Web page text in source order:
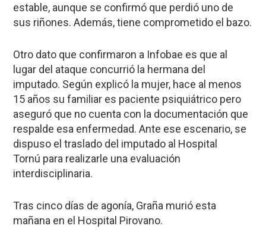
estable, aunque se confirmó que perdió uno de
sus riñones. Además, tiene comprometido el bazo.
Otro dato que confirmaron a Infobae es que al
lugar del ataque concurrió la hermana del
imputado. Según explicó la mujer, hace al menos
15 años su familiar es paciente psiquiátrico pero
aseguró que no cuenta con la documentación que
respalde esa enfermedad. Ante ese escenario, se
dispuso el traslado del imputado al Hospital
Tornú para realizarle una evaluación
interdisciplinaria.
Tras cinco días de agonía, Graña murió esta
mañana en el Hospital Pirovano.